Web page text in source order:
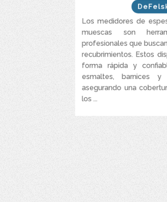
Los medidores de
muescas son
profesionales que
recubrimientos. Estos
forma rápida y
esmaltes, barnices y
asegurando una
los ...
Opciones en micrómetros
Disponibles en